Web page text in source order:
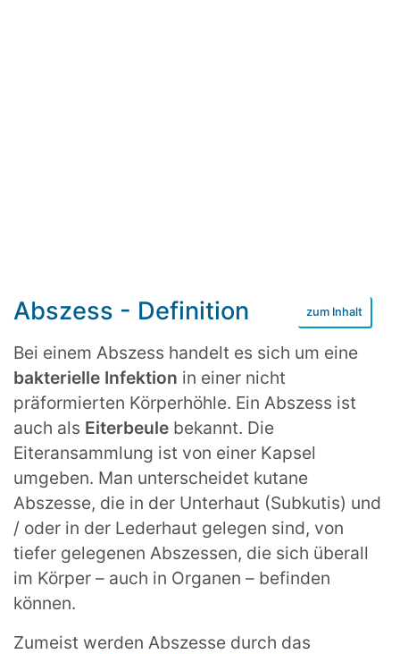
Abszess - Definition
Bei einem Abszess handelt es sich um eine
bakterielle Infektion in einer nicht
präformierten Körperhöhle. Ein Abszess ist
auch als Eiterbeule bekannt. Die
Eiteransammlung ist von einer Kapsel
umgeben. Man unterscheidet kutane
Abszesse, die in der Unterhaut (Subkutis) und
/ oder in der Lederhaut gelegen sind, von
tiefer gelegenen Abszessen, die sich überall
im Körper – auch in Organen – befinden
können.
Zumeist werden Abszesse durch das